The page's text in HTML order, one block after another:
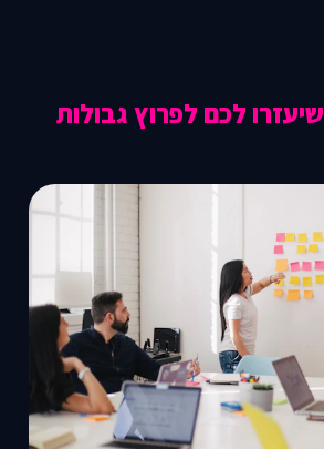
שיעזרו לכם לפרוץ גבולות